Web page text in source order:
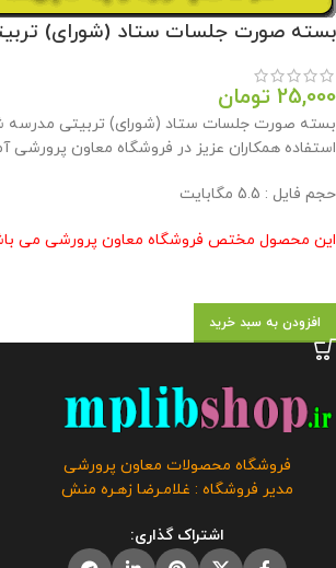
بسته صورت جلسات ستاد (شورای) تربیتی 1405-
25,000 تومان
استفاده همکاران عزیز در فروشگاه معاون پرورشی
حجم فایل : 5.5 مگابایت
این محصول مختص فروشگاه معاون پرورشی می
افزودن به سبد خرید
فروشگاه محصولات معاون پرورشی
مدیر فروشگاه : غلامـرضا زهـره منش
اشتراک گذاری: